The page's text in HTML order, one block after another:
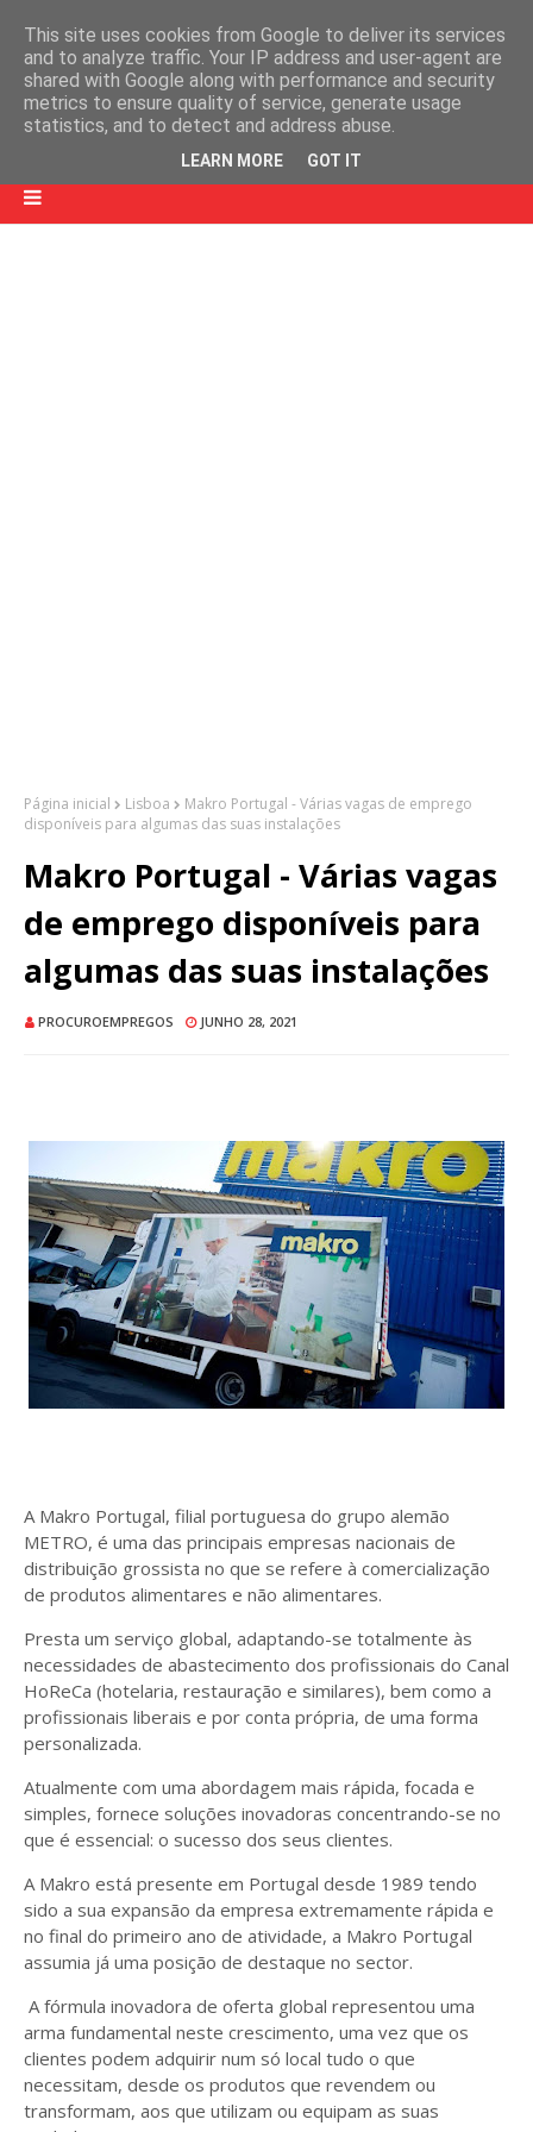
Página inicial Lisboa
Makro Portugal - Várias vagas de emprego
disponíveis para algumas das suas instalações
Makro Portugal - Várias vagas
de emprego disponíveis para
algumas das suas instalações
PROCUROEMPREGOS JUNHO 28, 2021
A Makro Portugal, filial portuguesa do grupo alemão
METRO, é uma das principais empresas nacionais de
distribuição grossista no que se refere à comercialização
de produtos alimentares e não alimentares.
Presta um serviço global, adaptando-se totalmente às
necessidades de abastecimento dos profissionais do Canal
HoReCa (hotelaria, restauração e similares), bem como a
profissionais liberais e por conta própria, de uma forma
personalizada.
Atualmente com uma abordagem mais rápida, focada e
simples, fornece soluções inovadoras concentrando-se no
que é essencial: o sucesso dos seus clientes.
A Makro está presente em Portugal desde 1989 tendo
sido a sua expansão da empresa extremamente rápida e
no final do primeiro ano de atividade, a Makro Portugal
assumia já uma posição de destaque no sector.
A fórmula inovadora de oferta global representou uma
arma fundamental neste crescimento, uma vez que os
clientes podem adquirir num só local tudo o que
necessitam, desde os produtos que revendem ou
transformam, aos que utilizam ou equipam as suas
This site uses cookies from Google to deliver its services
and to analyze traffic. Your IP address and user-agent are
shared with Google along with performance and security
metrics to ensure quality of service, generate usage
statistics, and to detect and address abuse.
LEARN MORE GOT IT